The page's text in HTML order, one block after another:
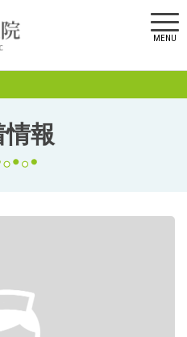
MENU
情報